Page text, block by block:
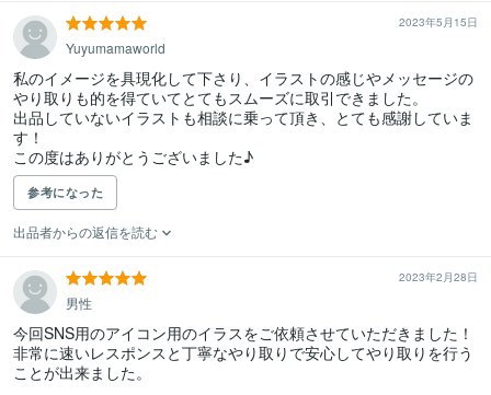
2023年5月15日
Yuyumamaworld
私のイメージを具現化して下さり、イラストの感じやメッセージの
やり取りも的を得ていてとてもスムーズに取引できました。
出品していないイラストも相談に乗って頂き、とても感謝していま
す！
この度はありがとうございました♪
参考になった
出品者からの返信を読む
2023年2月28日
男性
今回SNS用のアイコン用のイラスをご依頼させていただきました！
非常に速いレスポンスと丁寧なやり取りで安心してやり取りを行う
ことが出来ました。